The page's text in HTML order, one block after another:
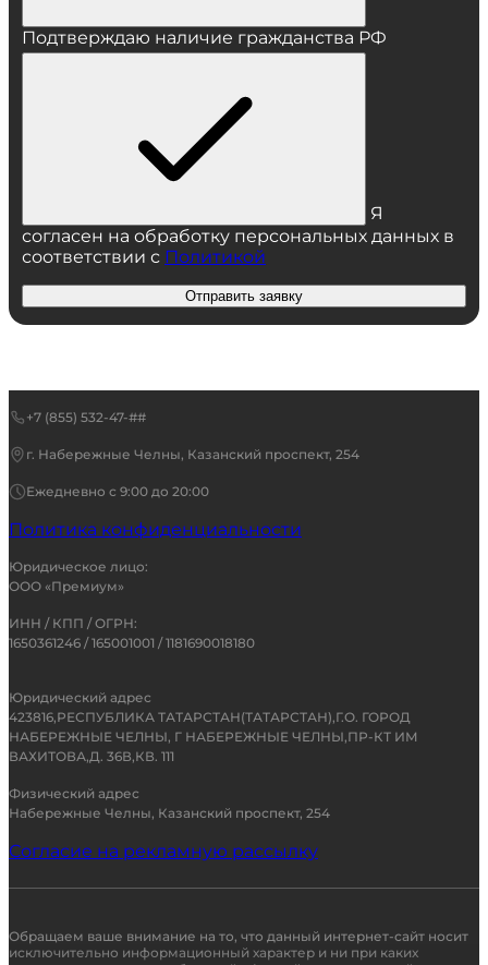
Подтверждаю наличие гражданства РФ
Я
согласен на обработку персональных данных в
соответствии с Политикой
Отправить заявку
+7 (855) 532-47-##
г. Набережные Челны, Казанский проспект, 254
Ежедневно с 9:00 до 20:00
Политика конфиденциальности
Юридическое лицо:
ООО «Премиум»
ИНН / КПП / ОГРН:
1650361246 / 165001001 / 1181690018180
Юридический адрес
423816,РЕСПУБЛИКА ТАТАРСТАН(ТАТАРСТАН),Г.О. ГОРОД
НАБЕРЕЖНЫЕ ЧЕЛНЫ, Г НАБЕРЕЖНЫЕ ЧЕЛНЫ,ПР-КТ ИМ
ВАХИТОВА,Д. 36В,КВ. 111
Физический адрес
Набережные Челны, Казанский проспект, 254
Согласие на рекламную рассылку
Обращаем ваше внимание на то, что данный интернет-сайт носит
исключительно информационный характер и ни при каких